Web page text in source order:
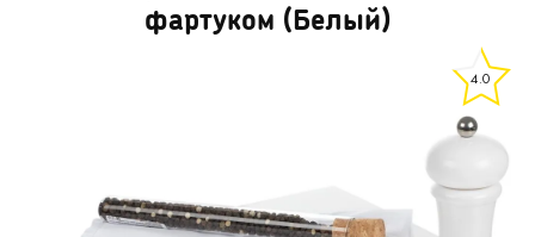
фартуком (Белый)
4.0